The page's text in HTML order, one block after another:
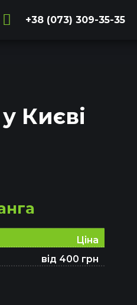
+38 (073) 309-35-35
Києві
Ціна
від 400 грн